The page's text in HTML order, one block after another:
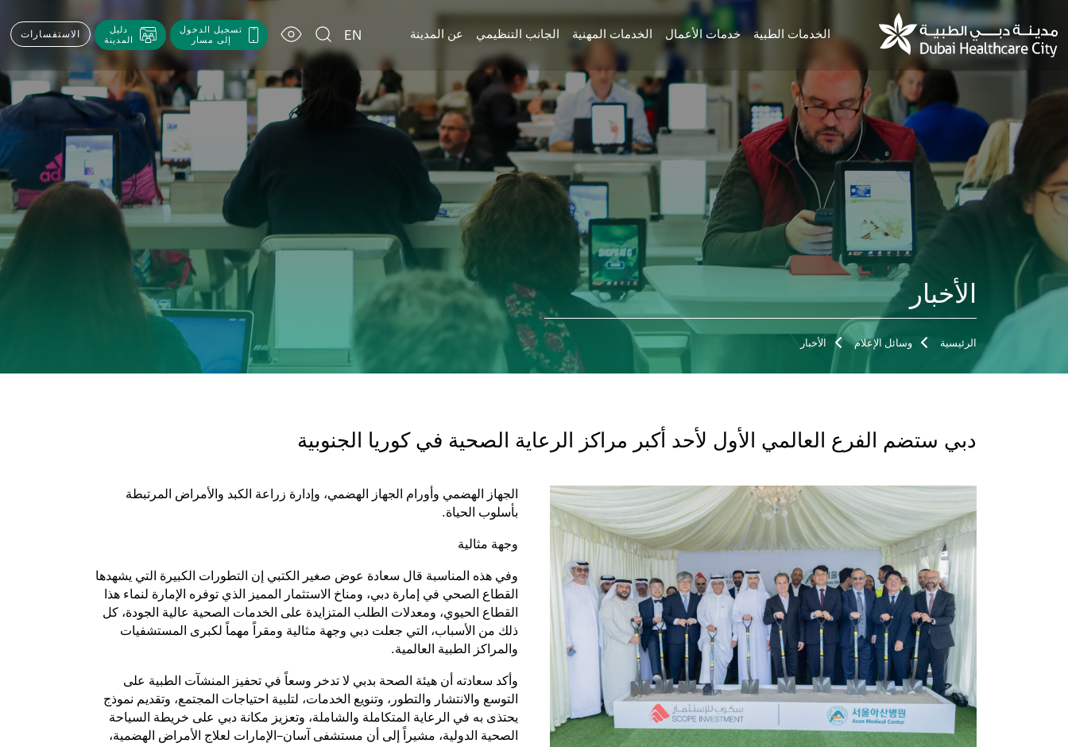
الخدمات الطبية خدمات الأعمال الخدمات المهنية الجانب التنظيمي عن المدينة EN
تسجيل الدخول
إلى مسار
دليل
المدينة
الاستفسارات
الأخبار
الرئيسية وسائل الإعلام الأخبار
دبي ستضم الفرع العالمي الأول لأحد أكبر مراكز الرعاية الصحية في كوريا الجنوبية
الجهاز الهضمي وأورام الجهاز الهضمي، وإدارة زراعة الكبد والأمراض المرتبطة
بأسلوب الحياة.
وجهة مثالية
وفي هذه المناسبة قال سعادة عوض صغير الكتبي إن التطورات الكبيرة التي يشهدها
القطاع الصحي في إمارة دبي، ومناخ الاستثمار المميز الذي توفره الإمارة لنماء هذا
القطاع الحيوي، ومعدلات الطلب المتزايدة على الخدمات الصحية عالية الجودة، كل
ذلك من الأسباب، التي جعلت دبي وجهة مثالية ومقراً مهماً لكبرى المستشفيات
والمراكز الطبية العالمية.
وأكد سعادته أن هيئة الصحة بدبي لا تدخر وسعاً في تحفيز المنشآت الطبية على
التوسع والانتشار والتطور، وتنويع الخدمات، لتلبية احتياجات المجتمع، وتقديم نموذج
يحتذى به في الرعاية المتكاملة والشاملة، وتعزيز مكانة دبي على خريطة السياحة
الصحية الدولية، مشيراً إلى أن مستشفى آسان–الإمارات لعلاج الأمراض الهضمية،